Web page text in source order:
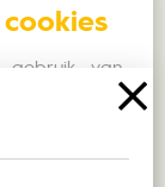
van
Door